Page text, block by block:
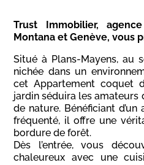
Trust Immobilier,
Montana et Genève, vous
Situé à Plans-Mayens, au
nichée dans un
cet Appartement coquet
jardin séduira les
de nature. Bénéficiant
fréquenté, il offre une
bordure de forêt.
Dès l’entrée, vous
chaleureux avec une